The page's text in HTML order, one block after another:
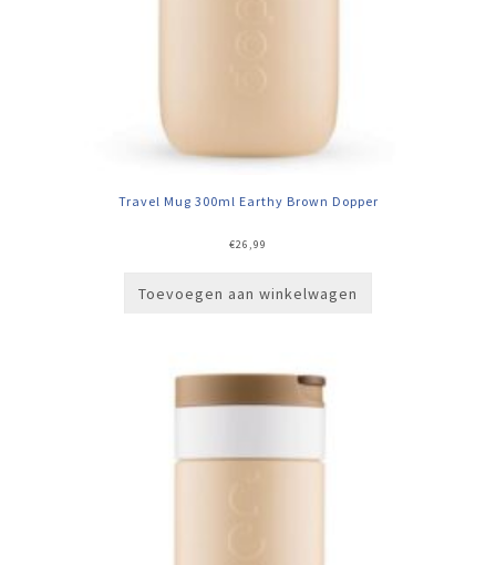
Travel Mug 300ml Earthy Brown Dopper
€26,99
Toevoegen aan winkelwagen